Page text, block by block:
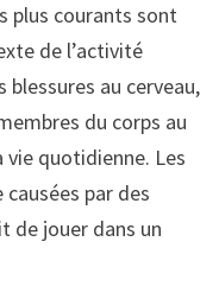
plus courants sont
de l’activité
blessures au cerveau,
du corps au
quotidienne. Les
par des
de jouer dans un